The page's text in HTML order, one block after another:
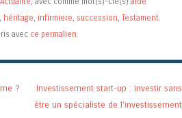
, héritage, infirmiere, succession, Testament.
avec ce permalien.
articles
?
Investissement start-up : investir sans
être un spécialiste de l’investissement